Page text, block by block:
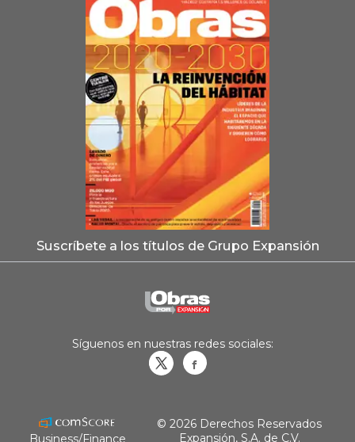
Suscríbete a los títulos de Grupo Expansión
Síguenos en nuestras redes sociales:
Business/Finance
© 2026 Derechos Reservados
Expansión, S.A. de C.V.